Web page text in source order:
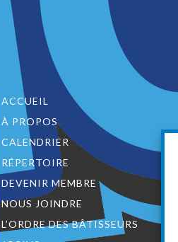
ACCUEIL
À PROPOS
CALENDRIER
RÉPERTOIRE
DEVENIR MEMBRE
NOUS JOINDRE
L’ORDRE DES BÂTISSEURS